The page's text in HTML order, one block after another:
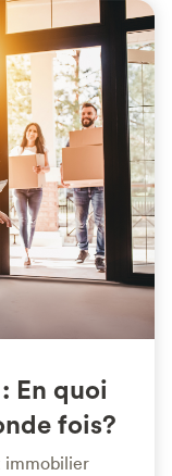
En quoi
fois?
immobilier